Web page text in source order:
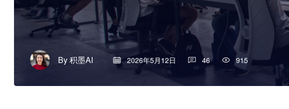
By积墨AI 2026年5月12日 46 915